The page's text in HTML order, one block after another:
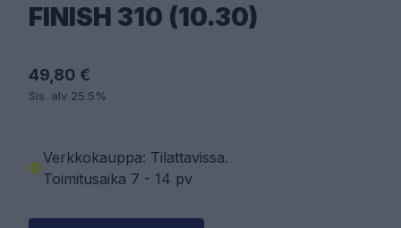
FINISH 310 (10.30)
49,80 €
Sis. alv 25.5%
Verkkokauppa: Tilattavissa.
Toimitusaika 7 - 14 pv